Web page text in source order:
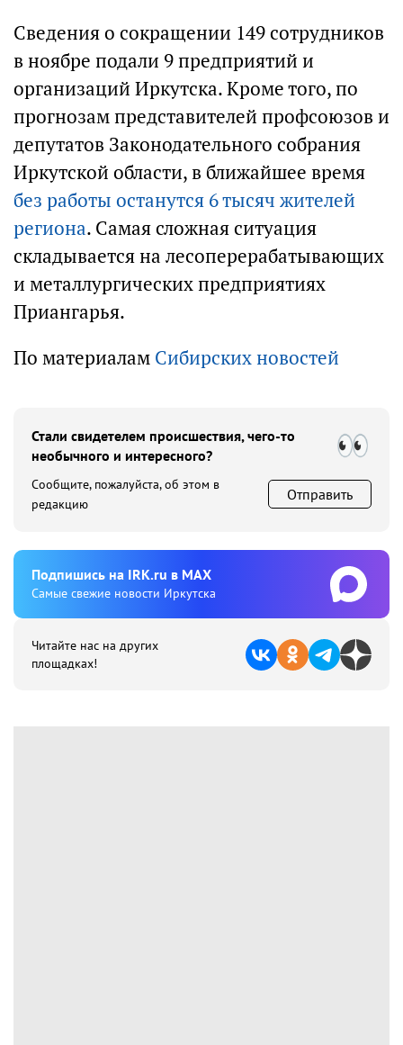
Сведения о сокращении 149 сотрудников
в ноябре подали 9 предприятий и
организаций Иркутска. Кроме того, по
прогнозам представителей профсоюзов и
депутатов Законодательного собрания
Иркутской области, в ближайшее время
без работы останутся 6 тысяч жителей
региона. Самая сложная ситуация
складывается на лесоперерабатывающих
и металлургических предприятиях
Приангарья.
По материалам Сибирских новостей
Стали свидетелем происшествия, чего-то
необычного и интересного?
Сообщите, пожалуйста, об этом в
редакцию
Отправить
Подпишиcь на IRK.ru в MAX
Cамые свежие новости Иркутска
Читайте нас на других
площадках!